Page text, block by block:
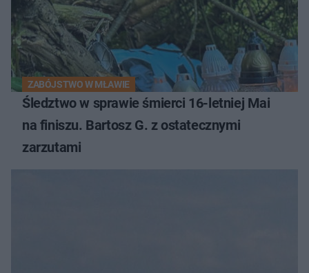
ZABÓJSTWO W MŁAWIE
Śledztwo w sprawie śmierci 16-letniej Mai
na finiszu. Bartosz G. z ostatecznymi
zarzutami